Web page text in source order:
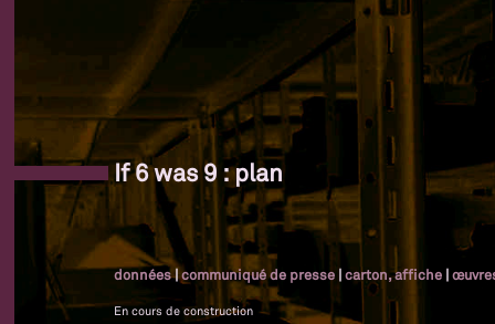
If 6 was 9 : plan
données|communiqué de presse |carton, affiche |
En cours de construction